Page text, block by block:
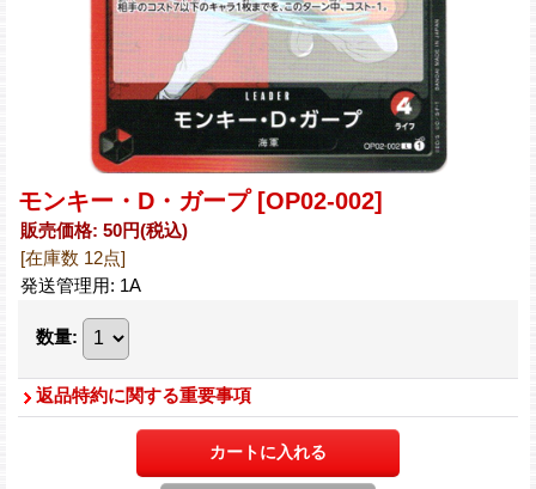
モンキー・D・ガープ [OP02-002]
販売価格: 50円(税込)
[在庫数 12点]
発送管理用: 1A
数量:
返品特約に関する重要事項